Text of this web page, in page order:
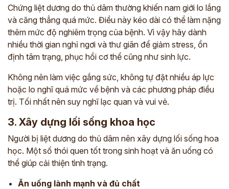
Chứng liệt dương do thủ dâm thường khiến nam giới lo lắng
và căng thẳng quá mức. Điều này kéo dài có thể làm nặng
thêm mức độ nghiêm trọng của bệnh. Vì vậy hãy dành
nhiều thời gian nghỉ ngơi và thư giãn để giảm stress, ổn
định tâm trạng, phục hồi cơ thể cũng như sinh lực.
Không nên làm việc gắng sức, không tự đặt nhiều áp lực
hoặc lo nghĩ quá mức về bệnh và các phương pháp điều
trị. Tối nhất nên suy nghĩ lạc quan và vui vẻ.
3. Xây dựng lối sống khoa học
Người bị liệt dương do thủ dâm nên xây dựng lối sống hoa
học. Một số thói quen tốt trong sinh hoạt và ăn uống có
thể giúp cải thiện tình trạng.
Ăn uống lành mạnh và đủ chất